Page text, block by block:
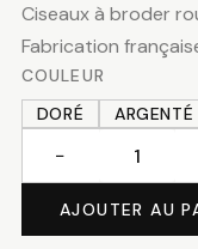
Ciseaux à broder
Fabrication
COULEUR
DORÉ
ARGENTÉ
Ciseaux
−
AJOUTER AU